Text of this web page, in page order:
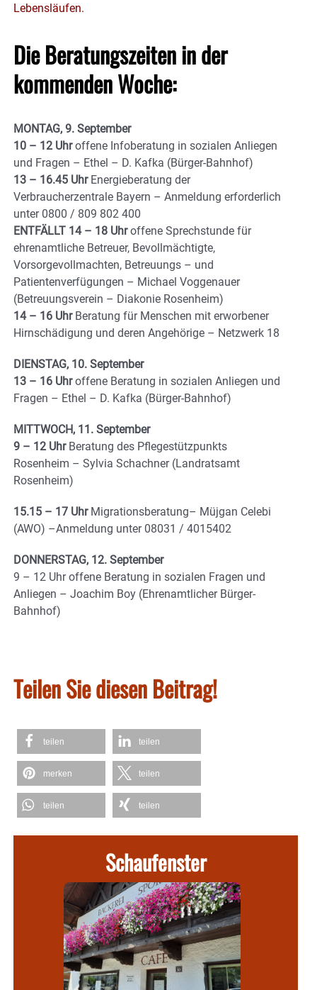
Lebensläufen.
Die Beratungszeiten in der
kommenden Woche:
MONTAG, 9. September
10 – 12 Uhroffene Infoberatung in sozialen Anliegen
und Fragen – Ethel – D. Kafka (Bürger-Bahnhof)
13 – 16.45 UhrEnergieberatung der
Verbraucherzentrale Bayern – Anmeldung erforderlich
unter 0800 / 809 802 400
ENTFÄLLT 14 – 18 Uhroffene Sprechstunde für
ehrenamtliche Betreuer, Bevollmächtigte,
Vorsorgevollmachten, Betreuungs – und
Patientenverfügungen – Michael Voggenauer
(Betreuungsverein – Diakonie Rosenheim)
14 – 16 UhrBeratung für Menschen mit erworbener
Hirnschädigung und deren Angehörige – Netzwerk 18
DIENSTAG, 10. September
13 – 16 Uhroffene Beratung in sozialen Anliegen und
Fragen – Ethel – D. Kafka (Bürger-Bahnhof)
MITTWOCH, 11. September
9 – 12 Uhr Beratung des Pflegestützpunkts
Rosenheim – Sylvia Schachner (Landratsamt
Rosenheim)
15.15 – 17 Uhr Migrationsberatung– Müjgan Celebi
(AWO) –Anmeldung unter 08031 / 4015402
DONNERSTAG, 12. September
9 – 12 Uhr offene Beratung in sozialen Fragen und
Anliegen – Joachim Boy (Ehrenamtlicher Bürger-
Bahnhof)
Teilen Sie diesen Beitrag!
teilen teilen
merken teilen
teilen teilen
Schaufenster